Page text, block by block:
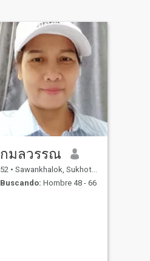
กมลวรรณ
52 • Sawankhalok, Sukhothai, Tailandia
Buscando: Hombre 48 - 66